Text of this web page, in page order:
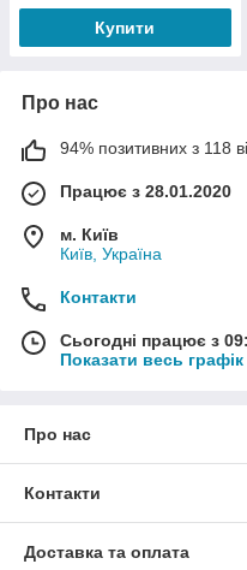
Купити
Про нас
94% позитивних з 118
Працює з 28.01.2020
м. Київ
Київ, Україна
Контакти
Сьогодні працює з
Показати весь
Про нас
Контакти
Доставка та оплата